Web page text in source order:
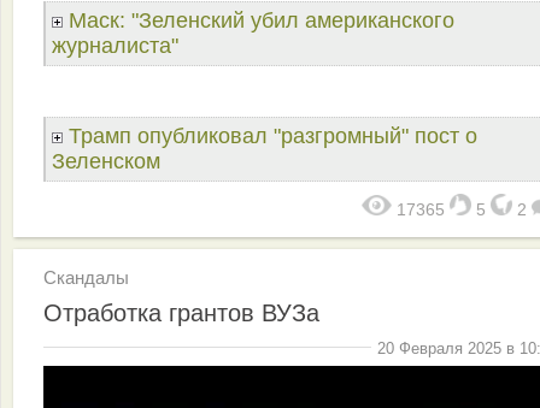
Маск: "Зеленский убил американского
журналиста"
Трамп опубликовал "разгромный" пост о
Зеленском
17365 5 2
Скандалы
Отработка грантов ВУЗа
20 Февраля 2025 в